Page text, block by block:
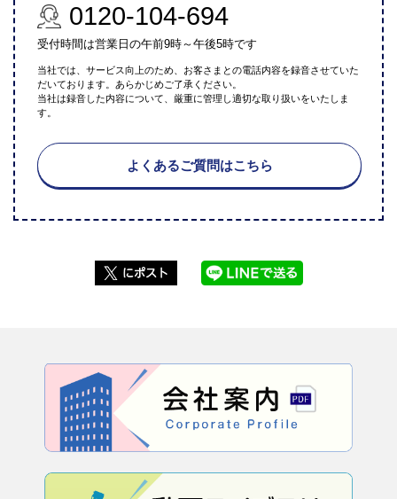
0120-104-694
受付時間は営業日の午前9時～午後5時です
当社では、サービス向上のため、お客さまとの電話内容を録音させていた
だいております。あらかじめご了承ください。
当社は録音した内容について、厳重に管理し適切な取り扱いをいたしま
す。
よくあるご質問はこちら